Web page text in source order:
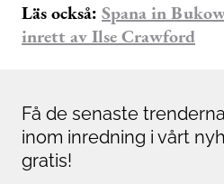
Läs också: Spana in
inrett av Ilse Crawford
Få de senaste
inom inredning i vårt
gratis!